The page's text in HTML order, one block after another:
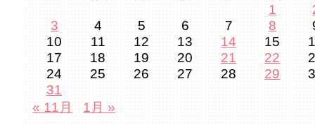
1
3
4 5 6 7 8
10
11 12 13 14 15
17
18 19 20 21 22
24
25 26 27 28 29
31
« 11月
1月 »